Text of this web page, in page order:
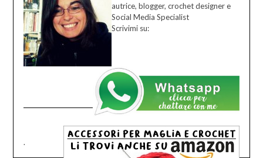
autrice, blogger, crochet designer e
Social Media Specialist
Scrivimi su:
.